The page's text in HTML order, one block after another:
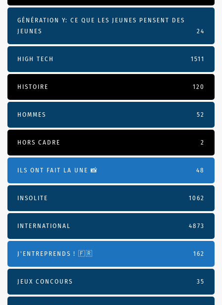
GÉNÉRATION Y: CE QUE LES JEUNES PENSENT DES
JEUNES
24
HIGH TECH 1511
HISTOIRE 120
HOMMES 52
HORS CADRE 2
ILS ONT FAIT LA UNE 📸 48
INSOLITE 1062
INTERNATIONAL 4873
J'ENTREPRENDS ! 🇫🇷 162
JEUX CONCOURS 35